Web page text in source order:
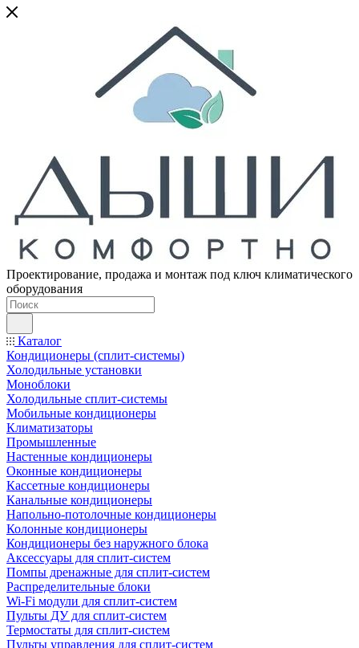
Проектирование, продажа и монтаж под ключ климатического
оборудования
Каталог
Кондиционеры (сплит-системы)
Холодильные установки
Моноблоки
Холодильные сплит-системы
Мобильные кондиционеры
Климатизаторы
Промышленные
Настенные кондиционеры
Оконные кондиционеры
Кассетные кондиционеры
Канальные кондиционеры
Напольно-потолочные кондиционеры
Колонные кондиционеры
Кондиционеры без наружного блока
Аксессуары для сплит-систем
Помпы дренажные для сплит-систем
Распределительные блоки
Wi-Fi модули для сплит-систем
Пульты ДУ для сплит-систем
Термостаты для сплит-систем
Пульты управления для сплит-систем